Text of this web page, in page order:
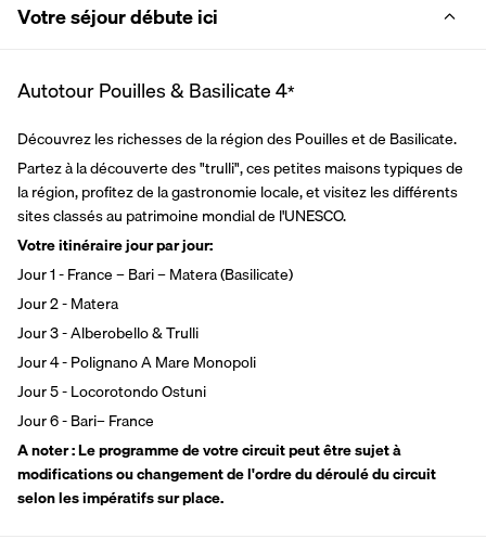
Votre séjour débute ici
Autotour Pouilles & Basilicate4*
Découvrez les richesses de la région des Pouilles et de Basilicate.
Partez à la découverte des "trulli", ces petites maisons typiques de
la région, profitez de la gastronomie locale, et visitez les différents
sites classés au patrimoine mondial de l'UNESCO.
Votre itinéraire jour par jour:
Jour 1 - France – Bari – Matera (Basilicate)
Jour 2 - Matera
Jour 3 - Alberobello & Trulli
Jour 4 - Polignano A Mare Monopoli
Jour 5 - Locorotondo Ostuni
Jour 6 - Bari– France
A noter : Le programme de votre circuit peut être sujet à
modifications ou changement de l'ordre du déroulé du circuit
selon les impératifs sur place.